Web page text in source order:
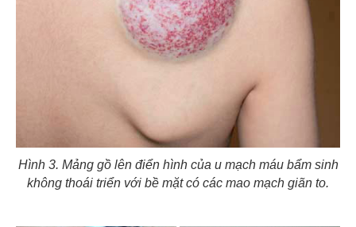
Hình 3. Mảng gồ lên điển hình của u mạch máu bẩm sinh
không thoái triển với bề mặt có các mao mạch giãn to.